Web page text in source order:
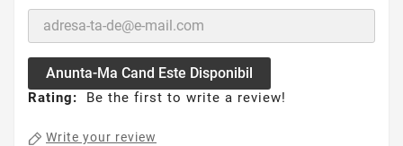
Anunta-Ma Cand Este Disponibil
Rating: Be the first to write a review!
Write your review